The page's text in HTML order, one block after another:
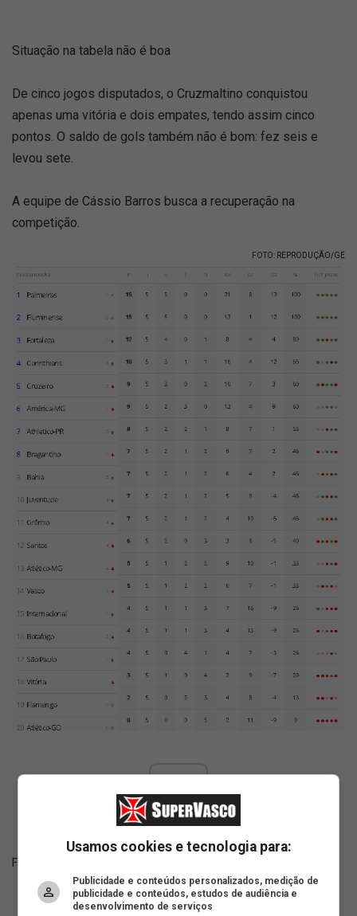
Situação na tabela não é boa
De cinco jogos disputados, o Cruzmaltino conquistou
apenas uma vitória e dois empates, tendo assim cinco
pontos. O saldo de gols também não é bom: fez seis e
levou sete.
A equipe de Cássio Barros busca a recuperação na
competição.
FOTO: REPRODUÇÃO/GE
ad
Fonte:
Usamos cookies e tecnologia para:
Publicidade e conteúdos personalizados, medição de
publicidade e conteúdos, estudos de audiência e
desenvolvimento de serviços